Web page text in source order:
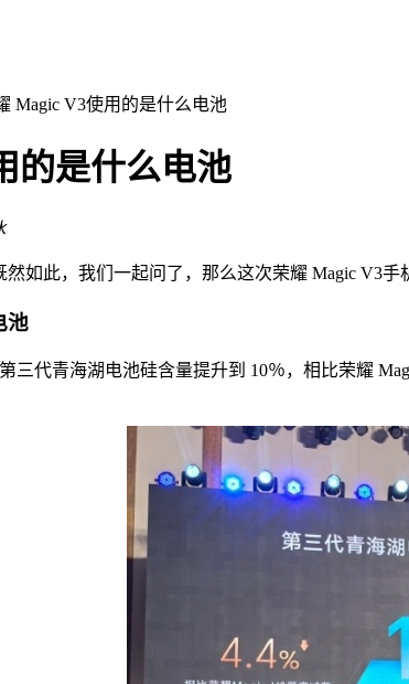
Magic V3使用的是什么电池
的是什么电池
如此，我们一起问了，那么这次荣耀 Magic V3手
池
三代青海湖电池硅含量提升到 10％，相比荣耀